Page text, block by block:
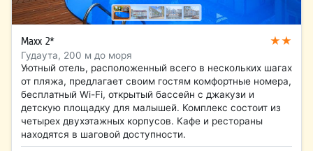
Maxx 2* ★★
Гудаута, 200 м до моря
Уютный отель, расположенный всего в нескольких шагах
от пляжа, предлагает своим гостям комфортные номера,
бесплатный Wi-Fi, открытый бассейн с джакузи и
детскую площадку для малышей. Комплекс состоит из
четырех двухэтажных корпусов. Кафе и рестораны
находятся в шаговой доступности.